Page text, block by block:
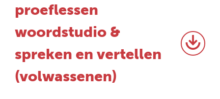
proeflessen
woordstudio &
spreken en vertellen
(volwassenen)